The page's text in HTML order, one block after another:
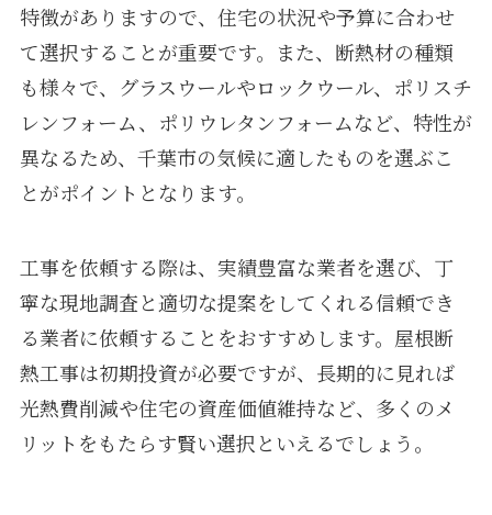
特徴がありますので、住宅の状況や予算に合わせ
て選択することが重要です。また、断熱材の種類
も様々で、グラスウールやロックウール、ポリスチ
レンフォーム、ポリウレタンフォームなど、特性が
異なるため、千葉市の気候に適したものを選ぶこ
とがポイントとなります。
工事を依頼する際は、実績豊富な業者を選び、丁
寧な現地調査と適切な提案をしてくれる信頼でき
る業者に依頼することをおすすめします。屋根断
熱工事は初期投資が必要ですが、長期的に見れば
光熱費削減や住宅の資産価値維持など、多くのメ
リットをもたらす賢い選択といえるでしょう。